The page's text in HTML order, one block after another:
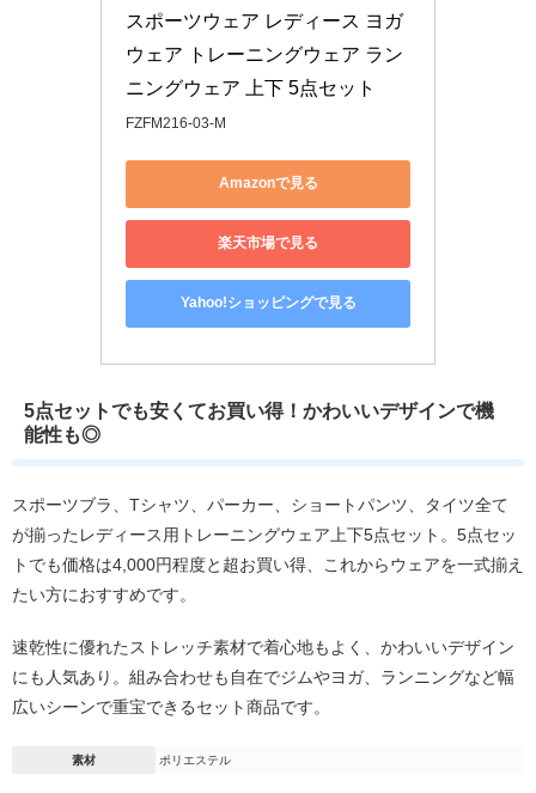
スポーツウェア レディース ヨガ
ウェア トレーニングウェア ラン
ニングウェア 上下 5点セット
FZFM216-03-M
Amazonで見る
楽天市場で見る
Yahoo!ショッピングで見る
5点セットでも安くてお買い得！かわいいデザインで機
能性も◎
スポーツブラ、Tシャツ、パーカー、ショートパンツ、タイツ全て
が揃ったレディース用トレーニングウェア上下5点セット。5点セッ
トでも価格は4,000円程度と超お買い得、これからウェアを一式揃え
たい方におすすめです。
速乾性に優れたストレッチ素材で着心地もよく、かわいいデザイン
にも人気あり。組み合わせも自在でジムやヨガ、ランニングなど幅
広いシーンで重宝できるセット商品です。
素材 ポリエステル